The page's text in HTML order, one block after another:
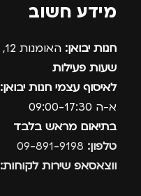
מידע חשוב
חנות יבואן: האומנות 12, נתניה.
שעות פעילות
לאיסוף עצמי חנות יבואן:
א-ה 09:00-17:30
בתיאום מראש בלבד
טלפון:
ווצאסאפ שירות לקוחות: